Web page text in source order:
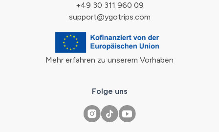
+49 30 311 960 09
support@ygotrips.com
Mehr erfahren zu unserem Vorhaben
Folge uns